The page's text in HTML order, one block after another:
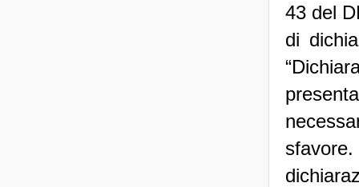
43 del
di